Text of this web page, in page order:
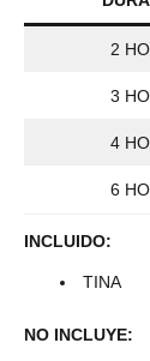
2
3
4
6
INCLUIDO:
TINA
NO INCLUYE: